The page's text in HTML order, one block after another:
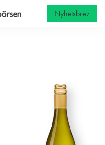
Nyhetsbrev